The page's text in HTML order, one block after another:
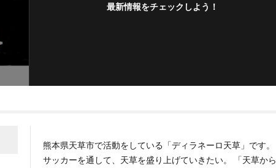
最新情報をチェックしよう！
熊本県天草市で活動をしている「ディラネーロ天草」です。
サッカーを通して、天草を盛り上げていきたい。 「天草から